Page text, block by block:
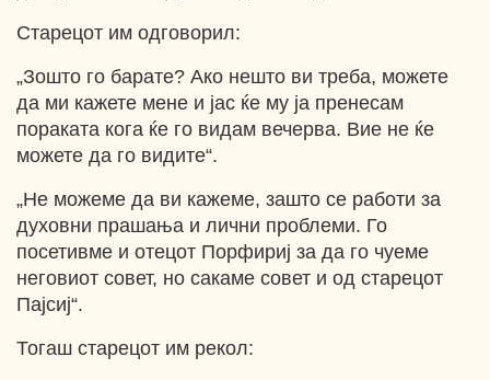
Старецот им одговорил:
„Зошто го барате? Ако нешто ви треба, можете
да ми кажете мене и јас ќе му ја пренесам
пораката кога ќе го видам вечерва. Вие не ќе
можете да го видите“.
„Не можеме да ви кажеме, зашто се работи за
духовни прашања и лични проблеми. Го
посетивме и отецот Порфириј за да го чуеме
неговиот совет, но сакаме совет и од старецот
Пајсиј“.
Тогаш старецот им рекол: